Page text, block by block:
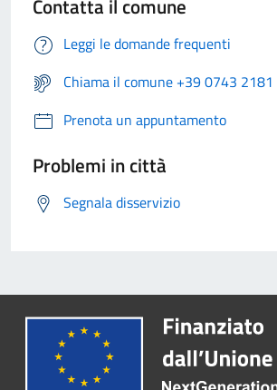
Contatta il comune
Leggi le domande frequenti
Chiama il comune +39 0743 2181
Prenota un appuntamento
Problemi in città
Segnala disservizio